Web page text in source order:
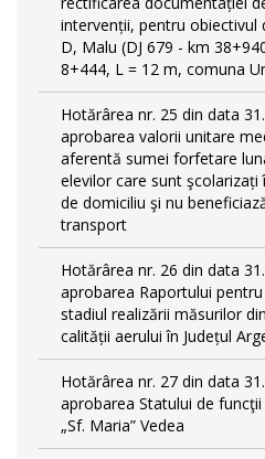
intervenții, pentru obiectivul
D, Malu (DJ 679 - km
8+444, L = 12 m, comuna
Hotărârea nr. 25 din data
aprobarea valorii unitare
aferentă sumei forfetare
elevilor care sunt
de domiciliu şi nu
transport
Hotărârea nr. 26 din data
aprobarea Raportului
stadiul realizării măsurilor
calității aerului în Județul
Hotărârea nr. 27 din data
aprobarea Statului de
„Sf. Maria” Vedea